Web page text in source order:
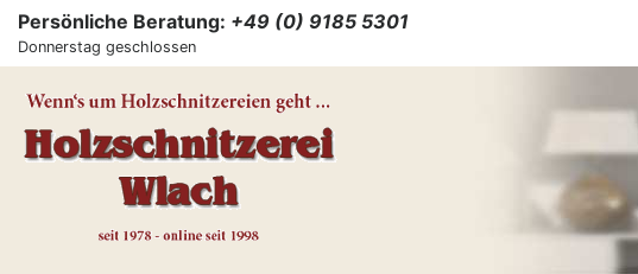
Persönliche Beratung: +49 (0) 9185 5301
Donnerstag geschlossen